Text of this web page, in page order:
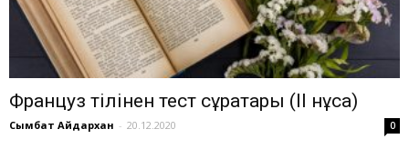
Француз тілінен тест сұрақтары (ІІ нұсқа)
Сымбат Айдархан - 20.12.2020 0